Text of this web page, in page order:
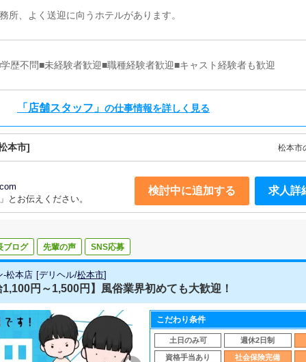
所、よく送迎に向うホテルがあります。
歴不問■未経験者歓迎■職種経験者歓迎■キャスト経験者も歓迎
「店舗スタッフ」 の仕事情報を詳しく見る
本市] 松本市
とお伝えください。
検討中に追加する 求人詳
ブログ 先輩の声 SNS応募
-松本店 [デリヘル/松本市]
円～1,500円】風俗業界初めても大歓迎！
こだわり条件
土日のみ可 週休2日制
資格手当あり 社会保険完備